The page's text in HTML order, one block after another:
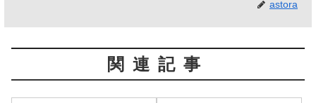
astora
関連記事